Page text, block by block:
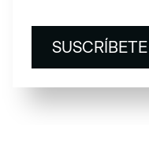
SUSCRÍBETE
SUSCRÍBETE